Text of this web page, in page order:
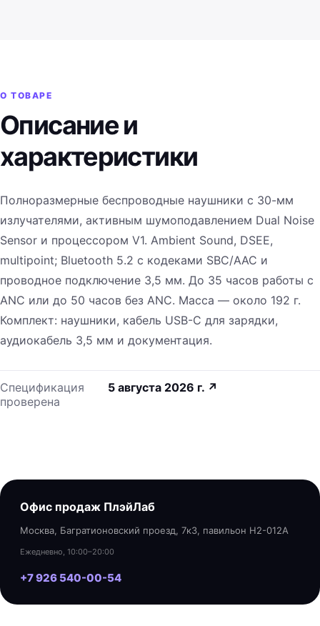
О ТОВАРЕ
Описание и
характеристики
Полноразмерные беспроводные наушники с 30-мм
излучателями, активным шумоподавлением Dual Noise
Sensor и процессором V1. Ambient Sound, DSEE,
multipoint; Bluetooth 5.2 с кодеками SBC/AAC и
проводное подключение 3,5 мм. До 35 часов работы с
ANC или до 50 часов без ANC. Масса — около 192 г.
Комплект: наушники, кабель USB-C для зарядки,
аудиокабель 3,5 мм и документация.
Спецификация
проверена
5 августа 2026 г. ↗
Офис продаж ПлэйЛаб
Москва, Багратионовский проезд, 7к3, павильон H2-012A
Ежедневно, 10:00–20:00
+7 926 540-00-54